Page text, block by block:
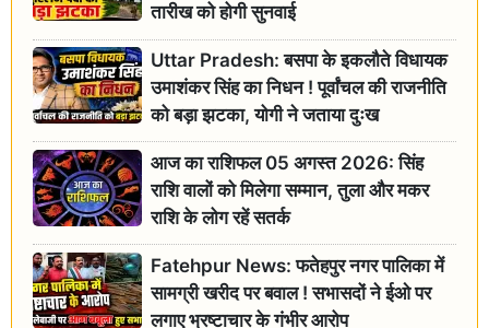
तारीख को होगी सुनवाई
Uttar Pradesh: बसपा के इकलौते विधायक
उमाशंकर सिंह का निधन ! पूर्वांचल की राजनीति
को बड़ा झटका, योगी ने जताया दुःख
आज का राशिफल 05 अगस्त 2026: सिंह
राशि वालों को मिलेगा सम्मान, तुला और मकर
राशि के लोग रहें सतर्क
Fatehpur News: फतेहपुर नगर पालिका में
सामग्री खरीद पर बवाल ! सभासदों ने ईओ पर
लगाए भ्रष्टाचार के गंभीर आरोप